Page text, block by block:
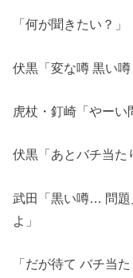
「何が聞きたい？」
伏黒「変な噂 黒い
虎杖・釘崎「やーい
伏黒「あとバチ当た
武田「黒い噂… 問題
よ」
「だが待て バチ当